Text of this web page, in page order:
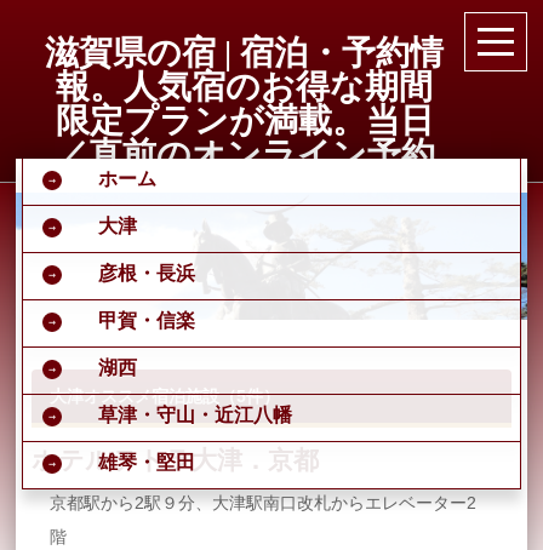
滋賀県の宿 | 宿泊・予約情
報。人気宿のお得な期間
限定プランが満載。当日
／直前のオンライン予約
もOK。ホテル旅館の宿泊
予約は国内最大級の旅行
情報サイト
ホーム
大津
彦根・長浜
甲賀・信楽
湖西
草津・守山・近江八幡
雄琴・堅田
大津オススメ宿泊施設（5件）
ホテルテトラ大津．京都
京都駅から2駅９分、大津駅南口改札からエレベーター2
階